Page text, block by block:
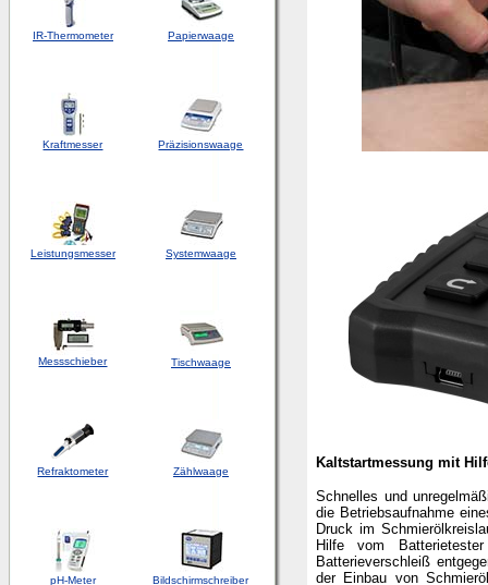
IR-Thermometer Papierwaage
Kraftmesser Präzisionswaage
Leistungsmesser Systemwaage
Messschieber Tischwaage
Refraktometer Zählwaage
pH-Meter Bildschirmschreiber
Kaltstartmessung mit
Schnelles und
die Betriebsaufnahme
Druck im
Hilfe vom
Batterieverschleiß
der Einbau von